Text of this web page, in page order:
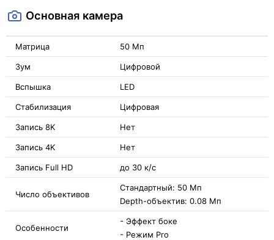
Основная камера
Матрица 50 Мп
Зум Цифровой
Вспышка LED
Стабилизация Цифровая
Запись 8K Нет
Запись 4K Нет
Запись Full HD до 30 к/с
Число объективов
Стандартный: 50 Мп
Depth-объектив: 0.08 Мп
Особенности
- Эффект боке
- Режим Pro